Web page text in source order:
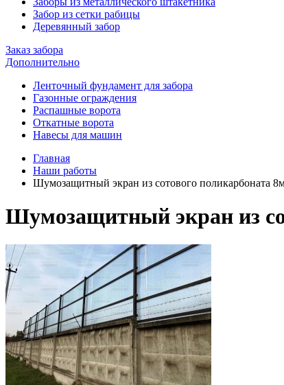
Забор из сетки рабицы
Деревянный забор
Заказ забора
Дополнительно
Ленточный фундамент для забора
Газонные ограждения
Распашные ворота
Откатные ворота
Навесы для машин
Главная
Наши работы
Шумозащитный экран из сотового поликарбоната
Шумозащитный экран из